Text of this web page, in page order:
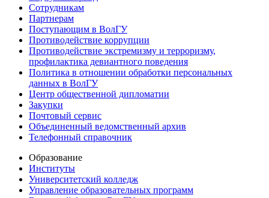
Сотрудникам
Партнерам
Поступающим в ВолГУ
Противодействие коррупции
Противодействие экстремизму и терроризму,
профилактика девиантного поведения
Политика в отношении обработки персональных
данных в ВолГУ
Центр общественной дипломатии
Закупки
Почтовый сервис
Объединенный ведомственный архив
Телефонный справочник
Образование
Институты
Университетский колледж
Управление образовательных программ